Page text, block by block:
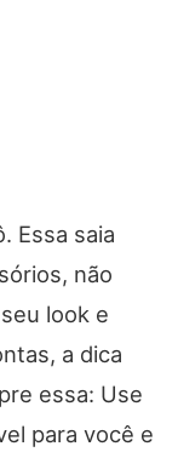
Essa saia
não
look e
a dica
essa: Use
para você e